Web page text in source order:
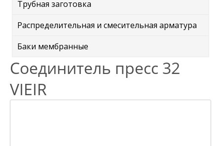
Трубная заготовка
Распределительная и смесительная арматура
Баки мембранные
Соединитель пресс 32
VIEIR